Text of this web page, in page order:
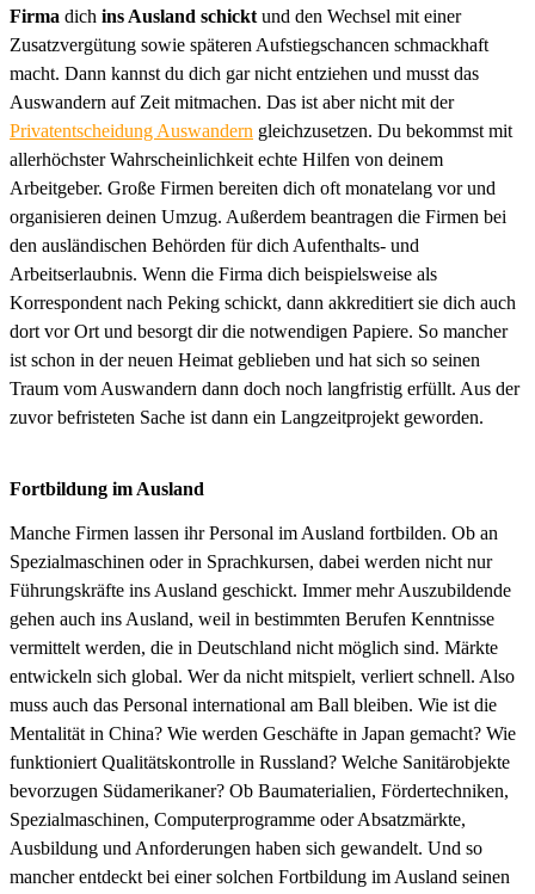
Firma dich ins Ausland schicktund den Wechsel mit einer
Zusatzvergütung sowie späteren Aufstiegschancen schmackhaft
macht. Dann kannst du dich gar nicht entziehen und musst das
Auswandern auf Zeit mitmachen. Das ist aber nicht mit der
Privatentscheidung Auswandern gleichzusetzen. Du bekommst mit
allerhöchster Wahrscheinlichkeit echte Hilfen von deinem
Arbeitgeber. Große Firmen bereiten dich oft monatelang vor und
organisieren deinen Umzug. Außerdem beantragen die Firmen bei
den ausländischen Behörden für dich Aufenthalts- und
Arbeitserlaubnis. Wenn die Firma dich beispielsweise als
Korrespondent nach Peking schickt, dann akkreditiert sie dich auch
dort vor Ort und besorgt dir die notwendigen Papiere. So mancher
ist schon in der neuen Heimat geblieben und hat sich so seinen
Traum vom Auswandern dann doch noch langfristig erfüllt. Aus der
zuvor befristeten Sache ist dann ein Langzeitprojekt geworden.
Fortbildung im Ausland
Manche Firmen lassen ihr Personal im Ausland fortbilden. Ob an
Spezialmaschinen oder in Sprachkursen, dabei werden nicht nur
Führungskräfte ins Ausland geschickt. Immer mehr Auszubildende
gehen auch ins Ausland, weil in bestimmten Berufen Kenntnisse
vermittelt werden, die in Deutschland nicht möglich sind. Märkte
entwickeln sich global. Wer da nicht mitspielt, verliert schnell. Also
muss auch das Personal international am Ball bleiben. Wie ist die
Mentalität in China? Wie werden Geschäfte in Japan gemacht? Wie
funktioniert Qualitätskontrolle in Russland? Welche Sanitärobjekte
bevor­zugen Südamerikaner? Ob Baumaterialien, Fördertechniken,
Spezialmaschinen, Computerprogramme oder Absatzmärkte,
Ausbildung und Anforderungen haben sich gewandelt. Und so
mancher entdeckt bei einer solchen Fortbildung im Ausland seinen